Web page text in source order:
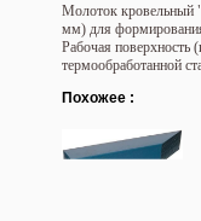
Молоток кровельный
мм) для
Рабочая поверхность
термообработанной
Похожее :